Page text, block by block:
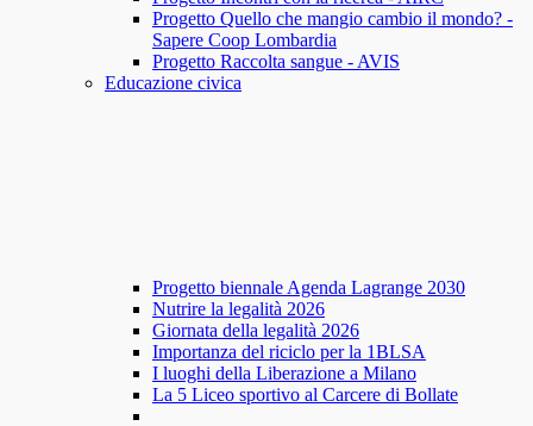
Progetto Quello che mangio cambio il mondo? -
Sapere Coop Lombardia
Progetto Raccolta sangue - AVIS
Educazione civica
Progetto biennale Agenda Lagrange 2030
Nutrire la legalità 2026
Giornata della legalità 2026
Importanza del riciclo per la 1BLSA
I luoghi della Liberazione a Milano
La 5 Liceo sportivo al Carcere di Bollate